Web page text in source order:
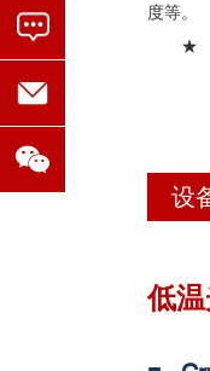
度等。
★
设
低
■ 莫
国内